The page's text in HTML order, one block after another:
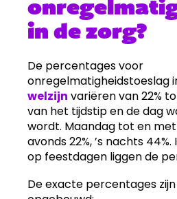
in de zorg?
De percentages voor
onregelmatigheidstoeslag
welzijn variëren van 22%
van het tijdstip en de dag
wordt. Maandag tot en met
avonds 22%, ’s nachts
op feestdagen liggen de
De exacte percentages